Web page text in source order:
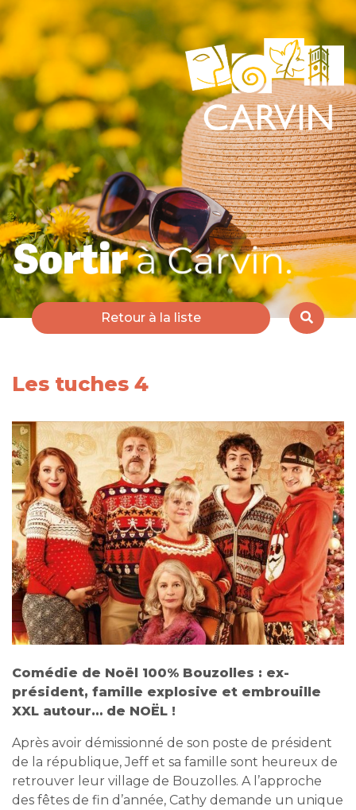
Retour à la liste
Les tuches 4
Comédie de Noël 100% Bouzolles : ex-
président, famille explosive et embrouille
XXL autour… de NOËL !
Après avoir démissionné de son poste de président
de la république, Jeff et sa famille sont heureux de
retrouver leur village de Bouzolles. A l’approche
des fêtes de fin d’année, Cathy demande un unique